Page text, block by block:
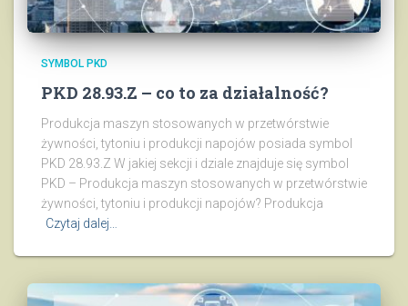
SYMBOL PKD
PKD 28.93.Z – co to za działalność?
Produkcja maszyn stosowanych w przetwórstwie
żywności, tytoniu i produkcji napojów posiada symbol
PKD 28.93.Z W jakiej sekcji i dziale znajduje się symbol
PKD – Produkcja maszyn stosowanych w przetwórstwie
żywności, tytoniu i produkcji napojów? Produkcja
Czytaj dalej…